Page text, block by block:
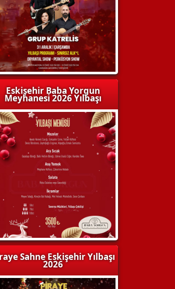
Eskişehir Baba Yorgun
Meyhanesi 2026 Yılbaşı
Sahne Eskişehir Yılbaşı
2026